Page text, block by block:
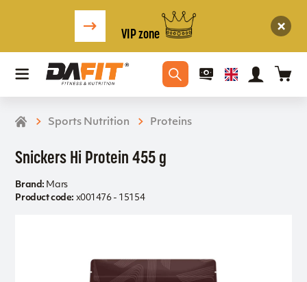
VIP zone
Sports Nutrition Proteins
Snickers Hi Protein 455 g
Brand: Mars
Product code: x001476 - 15154